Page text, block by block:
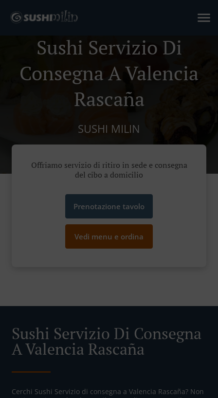
Sushi Servizio Di
Consegna A Valencia
Rascaña
SUSHI MILIN
Offriamo servizio di ritiro in sede e consegna
del cibo a domicilio
Prenotazione tavolo
Vedi menu e ordina
Sushi Servizio Di Consegna
A Valencia Rascaña
Cerchi Sushi Servizio di consegna a Valencia Rascaña? Non